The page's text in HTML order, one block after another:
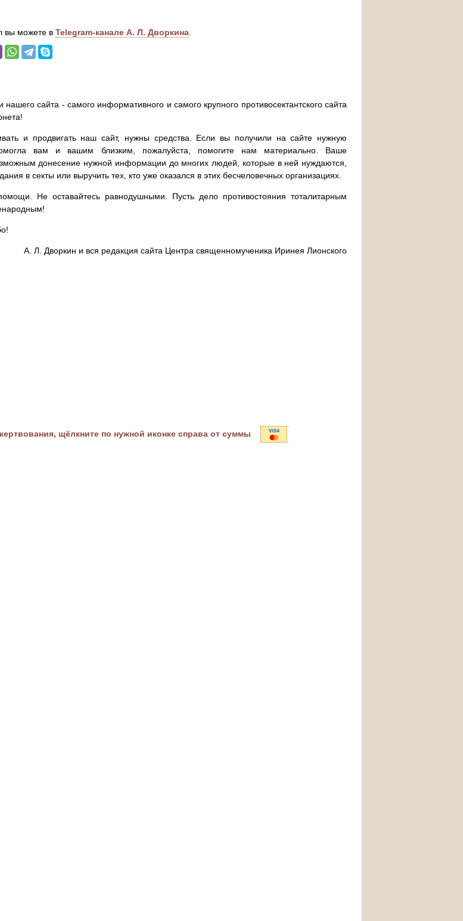
вы можете в Telegram-канале А. Л. Дворкина
нашего сайта - самого информативного и самого крупного противосектантского сайта
и продвигать наш сайт, нужны средства. Если вы получили на сайте нужную
вам и вашим близким, пожалуйста, помогите нам материально. Ваше
донесение нужной информации до многих людей, которые в ней нуждаются,
в секты или выручить тех, кто уже оказался в этих бесчеловечных организациях.
Не оставайтесь равнодушными. Пусть дело противостояния тоталитарным
А. Л. Дворкин и вся редакция сайта Центра священномученика Иринея Лионского
щёлкните по нужной иконке справа от суммы